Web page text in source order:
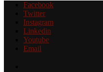
Facebook
Twitter
Instagram
Linkedin
Youtube
Email